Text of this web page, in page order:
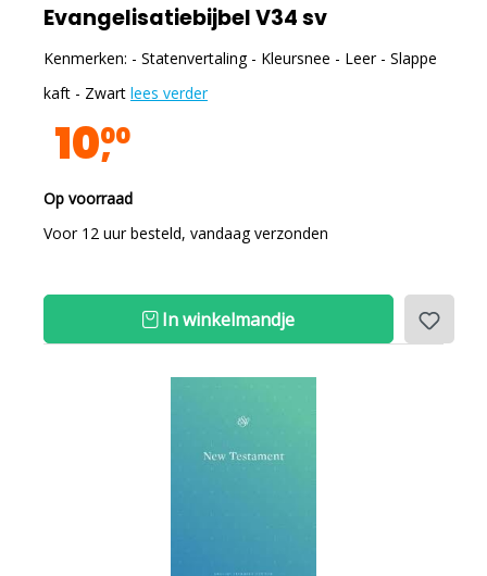
Evangelisatiebijbel V34 sv
Kenmerken: - Statenvertaling - Kleursnee - Leer - Slappe
kaft - Zwart lees verder
1000
Op voorraad
Voor 12 uur besteld, vandaag verzonden
In winkelmandje